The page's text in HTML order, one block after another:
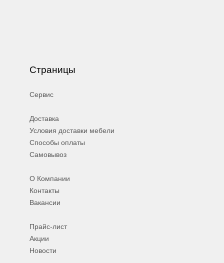
Страницы
Сервис
Доставка
Условия доставки мебели
Способы оплаты
Самовывоз
О Компании
Контакты
Вакансии
Прайс-лист
Акции
Новости